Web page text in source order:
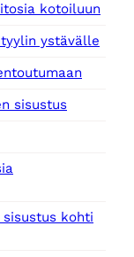
kotoiluun
ystävälle
sisustus
kohti